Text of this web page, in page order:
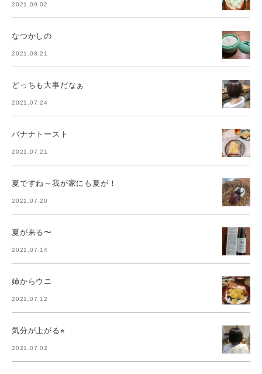
2021.09.02
なつかしの
2021.08.21
どっちも大事だなぁ
2021.07.24
バナナトースト
2021.07.21
夏ですね～我が家にも夏が！
2021.07.20
夏が来る〜
2021.07.14
姉からウニ
2021.07.12
気分が上がる⭐︎
2021.07.02